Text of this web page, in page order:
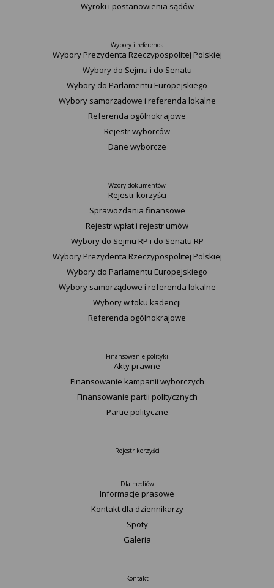
Wyroki i postanowienia sądów
Wybory i referenda
Wybory Prezydenta Rzeczypospolitej Polskiej
Wybory do Sejmu i do Senatu
Wybory do Parlamentu Europejskiego
Wybory samorządowe i referenda lokalne
Referenda ogólnokrajowe
Rejestr wyborców
Dane wyborcze
Wzory dokumentów
Rejestr korzyści
Sprawozdania finansowe
Rejestr wpłat i rejestr umów
Wybory do Sejmu RP i do Senatu RP
Wybory Prezydenta Rzeczypospolitej Polskiej
Wybory do Parlamentu Europejskiego
Wybory samorządowe i referenda lokalne
Wybory w toku kadencji
Referenda ogólnokrajowe
Finansowanie polityki
Akty prawne
Finansowanie kampanii wyborczych
Finansowanie partii politycznych
Partie polityczne
Rejestr korzyści
Dla mediów
Informacje prasowe
Kontakt dla dziennikarzy
Spoty
Galeria
Kontakt